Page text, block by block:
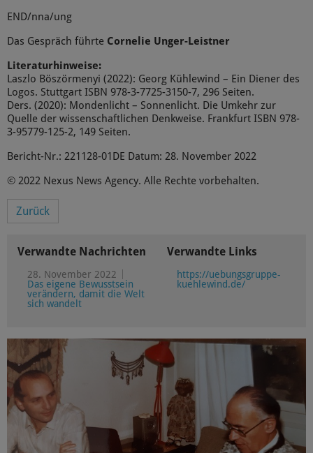
END/nna/ung
Das Gespräch führte Cornelie Unger-Leistner
Literaturhinweise:
Laszlo Böszörmenyi (2022): Georg Kühlewind – Ein Diener des
Logos. Stuttgart ISBN 978-3-7725-3150-7, 296 Seiten.
Ders. (2020): Mondenlicht – Sonnenlicht. Die Umkehr zur
Quelle der wissenschaftlichen Denkweise. Frankfurt ISBN 978-
3-95779-125-2, 149 Seiten.
Bericht-Nr.: 221128-01DE Datum: 28. November 2022
© 2022 Nexus News Agency. Alle Rechte vorbehalten.
Zurück
Verwandte Nachrichten
28. November 2022
Das eigene Bewusstsein
verändern, damit die Welt
sich wandelt
Verwandte Links
https://uebungsgruppe-
kuehlewind.de/